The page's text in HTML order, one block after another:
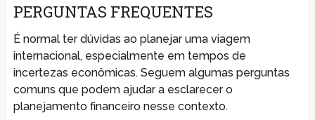
PERGUNTAS FREQUENTES
É normal ter dúvidas ao planejar uma viagem
internacional, especialmente em tempos de
incertezas econômicas. Seguem algumas perguntas
comuns que podem ajudar a esclarecer o
planejamento financeiro nesse contexto.